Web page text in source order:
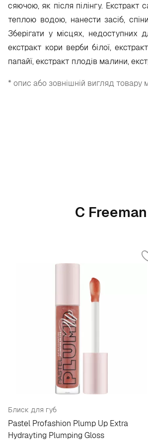
сяючою, як після пілінгу. Екстракт
теплою водою, нанести засіб,
Зберігати у місцях,
екстракт кори верби білої,
папайї, екстракт плодів малини,
* опис або зовнішній вигляд товару
С
Блиск для губ
Pastel Profashion Plump Up Extra
Hydrayting Plumping Gloss